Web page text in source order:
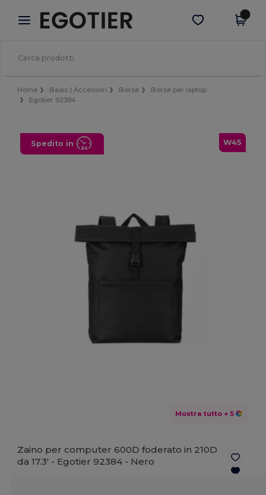
× App Egotier
Prezzi migliori sull'app!
Scarica app
Home Basic | Accessori Borse
Borse per laptop
Egotier 92384
W45
Spedito in
Mostra tutto + 5
Zaino per computer 600D foderato in 210D
da 17.3' - Egotier 92384 - Nero